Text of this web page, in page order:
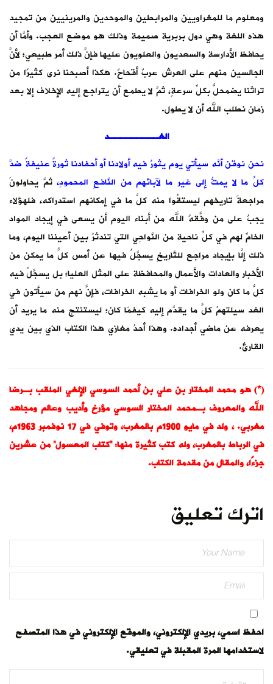
ومعلوم ما للمغراويين والمرابطين والموحدين والمرينيين من تمجيد
هذه اللغة وهي دول بربرية صميمة وذلك هو موضع العجب. وأمَّا أن
يحافظ الأدارسة والسعديون والعلويون عليها فإنَّ ذلك أمر طبيعي؛ لأنَّ
الجالسين منهم على العرش عربٌ أقحاحٌ. هكذا أصبحنا نرى كثيرًا من
تراثنا يضمحلُّ بكلِّ سرعةٍ، ثمَّ لا يطمع أن يتراجع إليه الإخلاف إلا بعد
زمان نطلب الله أن لا يطول.
الغـــــــــد
نحن نوقن أنَّه سيأتي يوم يثورُ فيه أولادنا أو أحفادنا ثورةً عنيفةً ضدَّ
كلِّ ما لا يمتُّ إلى غير ما لآبائهم من النَّافعِ المحمودِ،ثمَّ يحاولونَ
مراجعةَ تاريخهم ليستقُوا منه كلَّ ما في إمكانهم استدراكه، فلهؤلاء
يجبُ على من وفَّقهُ الله من أبناء اليوم أن يسعى في إيجاد المواد
الخامِّ لهم في كلِّ ناحية من النَّواحِي التي تندثرُ بين أعيننا اليوم، وما
ذلك إلَّا بإيجاد مراجع للتَّاريخِ يسجَّلُ فيها عن أمس كلُّ ما يمكن من
الأخبار والعادات والأعمال والمحافظة على المثل العليا؛ بل يسجَّلُ فيه
كلُّ ما كان ولو الخرافات أو ما يشبه الخرافات، فإنَّ نهم من سيأتون في
الغد سيلتهمُ كلَّ ما يقدَّم إليه كيفمَا كان؛ ليستنتج منه ما يريد أن
يعرفه عن ماضي أجداده. وهذا أحدُ مغازي هذا الكتاب الذي بين يدي
القارئ.
(*) هو محمد المختار بن علي بن أحمد السوسي الإلغي الملقب بـرضا
الله والمعروف بـمحمد المختار السوسي مؤرخ وأديب وعالم ومجاهد
مغربي. ، ولد في مايو 1900م بالمغرب، وتوفي في 17 نوفمبر 1963م،
في الرباط بالمغرب، وله كتب كثيرة منها: “كتاب المعسول” من عشرين
جزءًا، والمقال من مقدمة الكتاب.
اترك تعليق
احفظ اسمي، بريدي الإلكتروني، والموقع الإلكتروني في هذا المتصفح
لاستخدامها المرة المقبلة في تعليقي.